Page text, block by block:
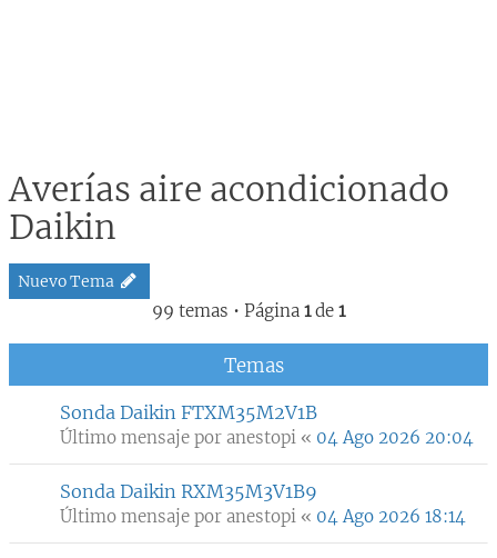
Averías aire acondicionado
Daikin
Nuevo Tema
99 temas • Página 1de 1
Temas
Sonda Daikin FTXM35M2V1B
Último mensaje por anestopi « 04 Ago 2026 20:04
Sonda Daikin RXM35M3V1B9
Último mensaje por anestopi « 04 Ago 2026 18:14